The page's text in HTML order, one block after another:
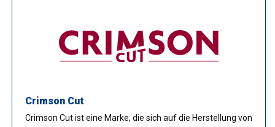
Crimson Cut
Crimson Cut ist eine Marke, die sich auf die Herstellung von